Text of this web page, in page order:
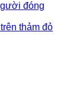
đóng
thảm đỏ